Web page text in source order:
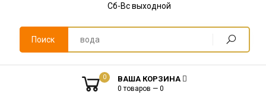
Сб-Вс выходной
Поиск
0 ВАША КОРЗИНА
0 товаров — 0